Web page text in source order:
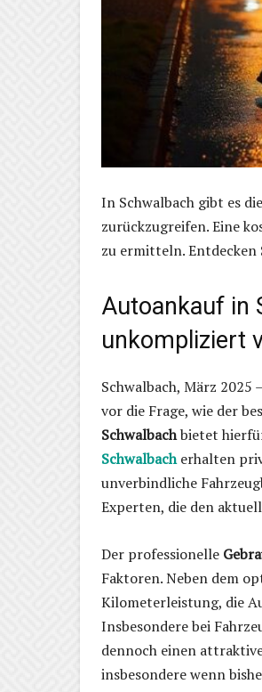
In Schwalbach gibt es
zurückzugreifen. Eine
zu ermitteln. Entdecken
Autoankauf in
unkompliziert
Schwalbach, März
vor die Frage, wie der
Schwalbachbietet
Schwalbacherhalten
unverbindliche
Experten, die den
Der professionelle
Faktoren. Neben dem
Kilometerleistung, die
Insbesondere bei
dennoch einen
insbesondere wenn